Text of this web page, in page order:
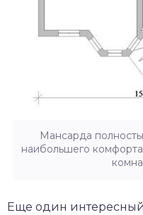
Мансарда
наибольшего
Еще один